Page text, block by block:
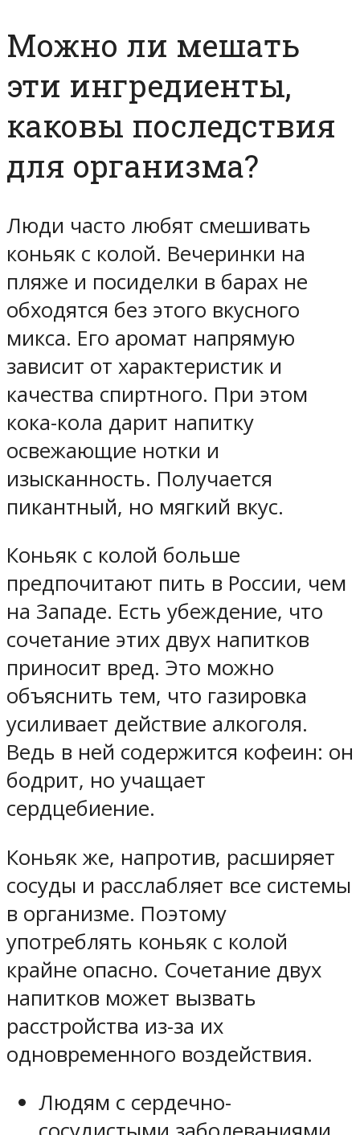
Можно ли мешать
эти ингредиенты,
каковы последствия
для организма?
Люди часто любят смешивать
коньяк с колой. Вечеринки на
пляже и посиделки в барах не
обходятся без этого вкусного
микса. Его аромат напрямую
зависит от характеристик и
качества спиртного. При этом
кока-кола дарит напитку
освежающие нотки и
изысканность. Получается
пикантный, но мягкий вкус.
Коньяк с колой больше
предпочитают пить в России, чем
на Западе. Есть убеждение, что
сочетание этих двух напитков
приносит вред. Это можно
объяснить тем, что газировка
усиливает действие алкоголя.
Ведь в ней содержится кофеин: он
бодрит, но учащает
сердцебиение.
Коньяк же, напротив, расширяет
сосуды и расслабляет все системы
в организме. Поэтому
употреблять коньяк с колой
крайне опасно. Сочетание двух
напитков может вызвать
расстройства из-за их
одновременного воздействия.
Людям с сердечно-